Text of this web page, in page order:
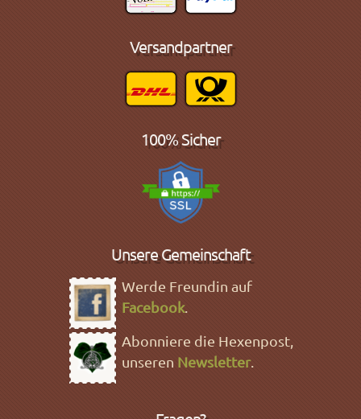
Versandpartner
100% Sicher
Unsere Gemeinschaft
Werde Freundin auf
Facebook.
Abonniere die Hexenpost,
unseren Newsletter.